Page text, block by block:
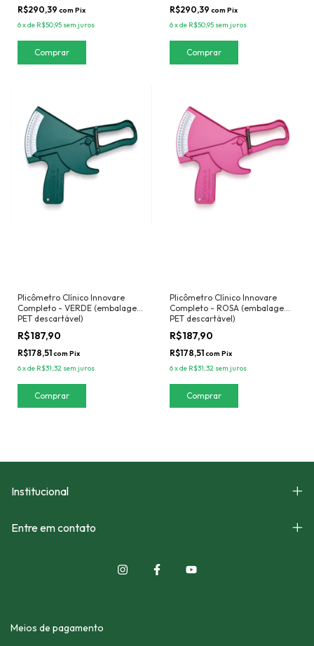
R$290,39 com Pix
6xde R$50,95 sem juros
R$290,39 com Pix
6xde R$50,95 sem juros
Plicômetro Clínico Innovare
Completo - VERDE (embalagem
PET descartável)
R$187,90
R$178,51com Pix
6xde R$31,32 sem juros
Plicômetro Clínico Innovare
Completo - ROSA (embalagem
PET descartável)
R$187,90
R$178,51com Pix
6xde R$31,32 sem juros
Institucional
Entre em contato
Meios de pagamento